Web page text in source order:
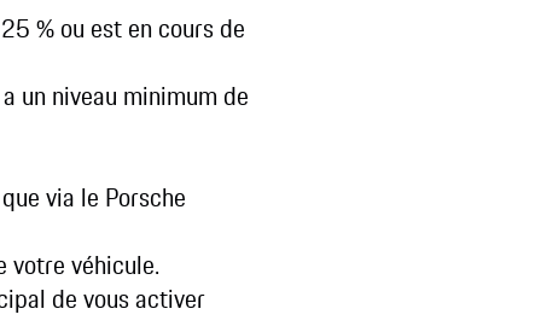
% ou est en cours de
un niveau minimum de
via le Porsche
votre véhicule.
de vous activer